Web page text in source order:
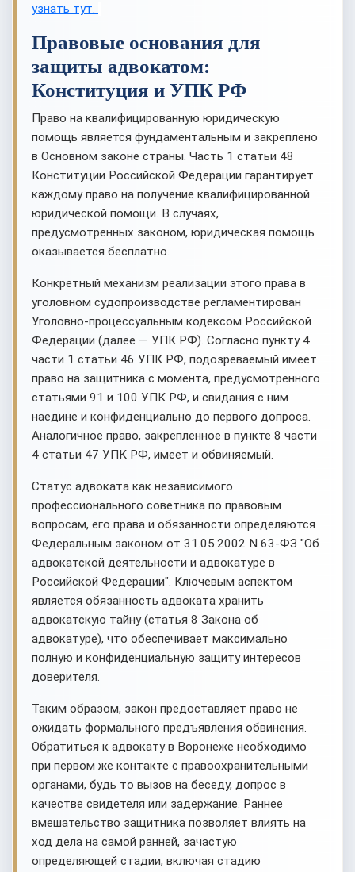
узнать тут.
Правовые основания для
защиты адвокатом:
Конституция и УПК РФ
Право на квалифицированную юридическую
помощь является фундаментальным и закреплено
в Основном законе страны. Часть 1 статьи 48
Конституции Российской Федерации гарантирует
каждому право на получение квалифицированной
юридической помощи. В случаях,
предусмотренных законом, юридическая помощь
оказывается бесплатно.
Конкретный механизм реализации этого права в
уголовном судопроизводстве регламентирован
Уголовно-процессуальным кодексом Российской
Федерации (далее — УПК РФ). Согласно пункту 4
части 1 статьи 46 УПК РФ, подозреваемый имеет
право на защитника с момента, предусмотренного
статьями 91 и 100 УПК РФ, и свидания с ним
наедине и конфиденциально до первого допроса.
Аналогичное право, закрепленное в пункте 8 части
4 статьи 47 УПК РФ, имеет и обвиняемый.
Статус адвоката как независимого
профессионального советника по правовым
вопросам, его права и обязанности определяются
Федеральным законом от 31.05.2002 N 63-ФЗ "Об
адвокатской деятельности и адвокатуре в
Российской Федерации". Ключевым аспектом
является обязанность адвоката хранить
адвокатскую тайну (статья 8 Закона об
адвокатуре), что обеспечивает максимально
полную и конфиденциальную защиту интересов
доверителя.
Таким образом, закон предоставляет право не
ожидать формального предъявления обвинения.
Обратиться к адвокату в Воронеже необходимо
при первом же контакте с правоохранительными
органами, будь то вызов на беседу, допрос в
качестве свидетеля или задержание. Раннее
вмешательство защитника позволяет влиять на
ход дела на самой ранней, зачастую
определяющей стадии, включая стадию